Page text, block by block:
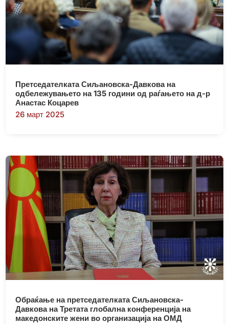
Претседателката Сиљановска-Давкова на
одбележувањето на 135 години од раѓањето на д-р
Анастас Коцарев
26 март 2025
Обраќање на претседателката Сиљановска-
Давкова на Третата глобална конференција на
македонските жени во организација на ОМД